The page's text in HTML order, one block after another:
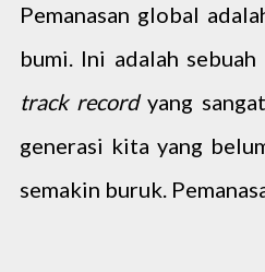
Pemanasan global
bumi. Ini adalah
track recordyang
generasi kita yang
semakin buruk.